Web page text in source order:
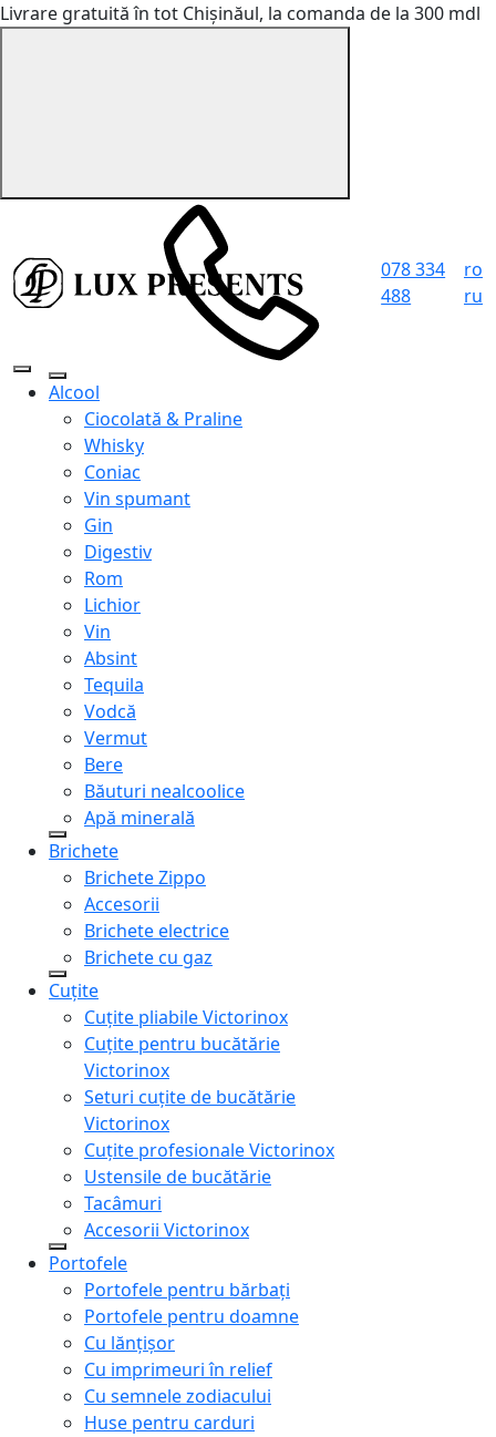
Livrare gratuită în tot Chișinăul, la comanda de la 300 mdl
078 334
488
ro
ru
Alcool
Ciocolată & Praline
Whisky
Coniac
Vin spumant
Gin
Digestiv
Rom
Lichior
Vin
Absint
Tequila
Vodcă
Vermut
Bere
Băuturi nealcoolice
Apă minerală
Brichete
Brichete Zippo
Accesorii
Brichete electrice
Brichete cu gaz
Cuțite
Cuțite pliabile Victorinox
Cuțite pentru bucătărie
Victorinox
Seturi cuțite de bucătărie
Victorinox
Cuțite profesionale Victorinox
Ustensile de bucătărie
Tacâmuri
Accesorii Victorinox
Portofele
Portofele pentru bărbați
Portofele pentru doamne
Cu lănțișor
Cu imprimeuri în relief
Cu semnele zodiacului
Huse pentru carduri